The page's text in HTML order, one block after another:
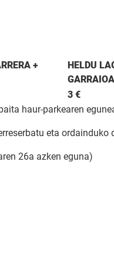
+
HELDU
GARRAIOA
3 €
haur-parkearen
eta ordainduko
26a azken eguna)